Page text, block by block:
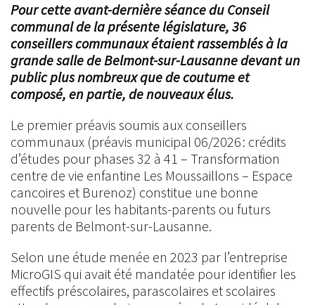
Pour cette avant-dernière séance du Conseil
communal de la présente législature, 36
conseillers communaux étaient rassemblés à la
grande salle de Belmont-sur-Lausanne devant un
public plus nombreux que de coutume et
composé, en partie, de nouveaux élus.
Le premier préavis soumis aux conseillers
communaux (préavis municipal 06/2026 : crédits
d’études pour phases 32 à 41 – Transformation
centre de vie enfantine Les Moussaillons – Espace
cancoires et Burenoz) constitue une bonne
nouvelle pour les habitants-parents ou futurs
parents de Belmont-sur-Lausanne.
Selon une étude menée en 2023 par l’entreprise
MicroGIS qui avait été mandatée pour identifier les
effectifs préscolaires, parascolaires et scolaires